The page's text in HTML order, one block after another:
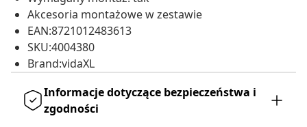
Akcesoria montażowe w zestawie
EAN:8721012483613
SKU:4004380
Brand:vidaXL
Informacje dotyczące bezpieczeństwa i
zgodności